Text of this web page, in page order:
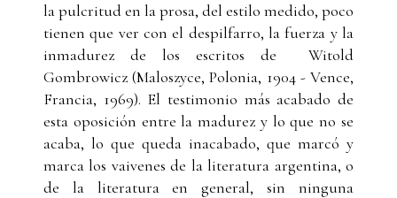
la pulcritud en la prosa, del estilo medido, poco
tienen que ver con el despilfarro, la fuerza y la
inmadurez de los escritos de Witold
Gombrowicz (Maloszyce, Polonia, 1904 - Vence,
Francia, 1969). El testimonio más acabado de
esta oposición entre la madurez y lo que no se
acaba, lo que queda inacabado, que marcó y
marca los vaivenes de la literatura argentina, o
de la literatura en general, sin ninguna